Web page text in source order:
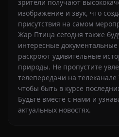
зрители получают
изображение и звук, что
присутствия на самом
Жар Птица сегодня также
интересные
раскроют удивительные
природы. Не пропустите
телепередачи на
чтобы быть в курсе
Будьте вместе с нами и
актуальных новостях.